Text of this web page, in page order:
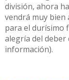
división, ahora
vendrá muy
para el durísimo
alegría del deber
información).